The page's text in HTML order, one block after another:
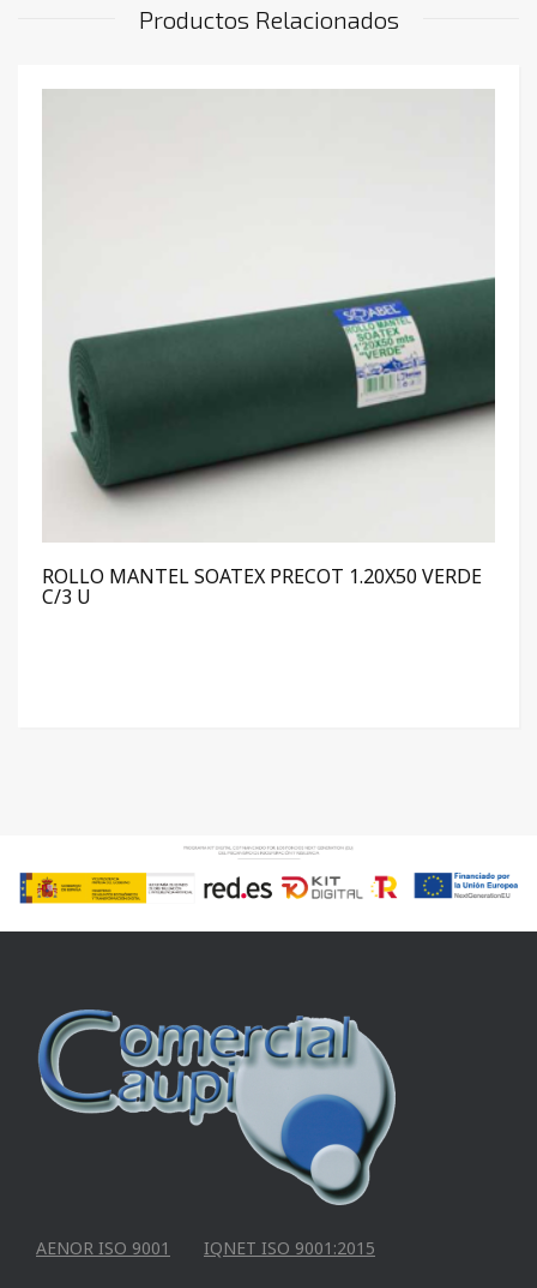
Productos Relacionados
ROLLO MANTEL SOATEX PRECOT 1.20X50 VERDE
C/3 U
AENOR ISO 9001 IQNET ISO 9001:2015